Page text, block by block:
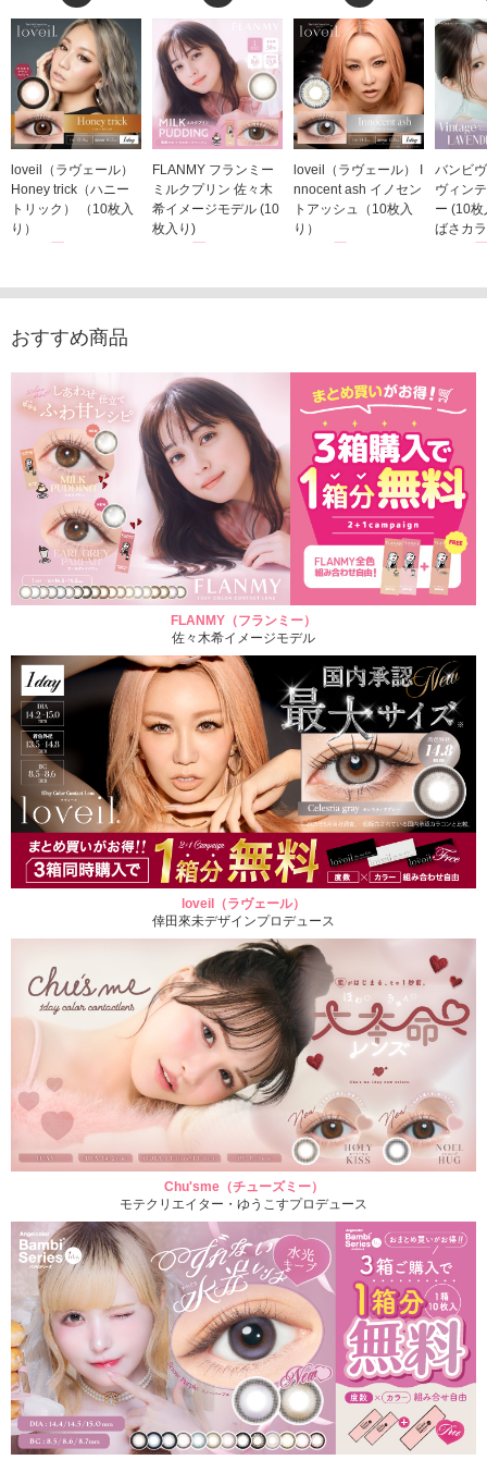
loveil（ラヴェール）
Honey trick（ハニー
トリック） （10枚入
り）
FLANMY フランミー
ミルクプリン 佐々木
希イメージモデル (10
枚入り)
loveil（ラヴェール） I
nnocent ash イノセン
トアッシュ（10枚入
り）
バンビ
ヴィン
ー (10
ばさカ
おすすめ商品
FLANMY（フランミー）
佐々木希イメージモデル
loveil（ラヴェール）
倖田來未デザインプロデュース
Chu'sme（チューズミー）
モテクリエイター・ゆうこすプロデュース